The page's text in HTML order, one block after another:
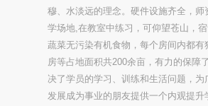
穆、水淡远的理念。硬件设施齐全，
学场地,在教室中练习，可仰望苍山，
蔬菜无污染有机食物，每个房间内都
房等占地面积共200余亩，有力的保障
决了学员的学习、训练和生活问题，
发展成为事业的朋友提供一个内观提升